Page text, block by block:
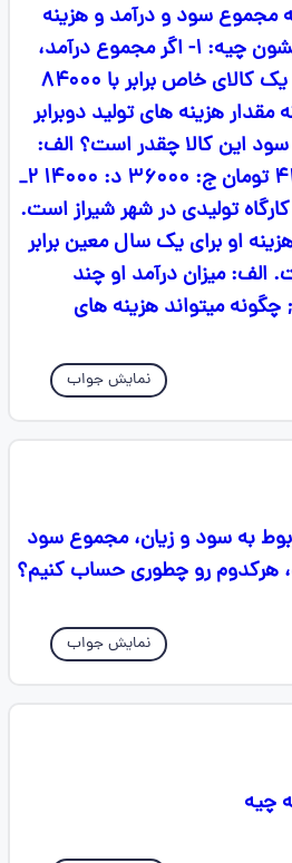
مجموع سود و درآمد و هزینه
است که نمیدونم راه حلشون چیه: ۱- اگر مجموع درآمد،
هزینه های تولید و سود یک کالای خاص برابر با ۸۴۰۰۰
هزینه های تولید دوبرابر
این کالا چقدر است؟ الف:
۳۰۰۰۰ تومان ب: ۴۲۰۰۰ تومان ج: ۳۶۰۰۰ د: ۱۴۰۰۰ ۲_
تولیدی در شهر شیراز است.
او برای یک سال معین برابر
الف: میزان درآمد او چند
میتواند هزینه های
نمایش جواب
به سود و زیان، مجموع سود
هرکدوم رو چطوری حساب کنیم؟
نمایش جواب
چیه